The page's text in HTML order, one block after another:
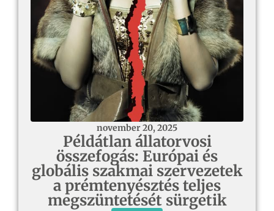
november 20, 2025
Példátlan állatorvosi
összefogás: Európai és
globális szakmai szervezetek
a prémtenyésztés teljes
megszüntetését sürgetik